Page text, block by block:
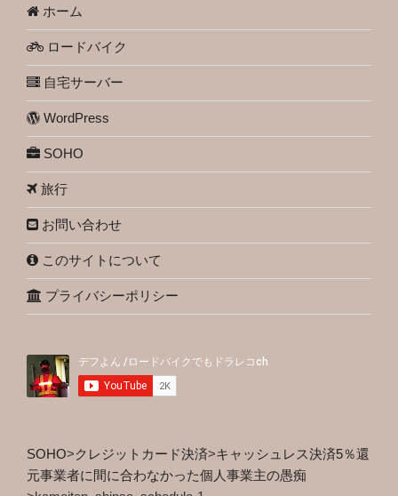
ホーム
ロードバイク
自宅サーバー
WordPress
SOHO
旅行
お問い合わせ
このサイトについて
プライバシーポリシー
SOHO>クレジットカード決済>キャッシュレス決済5％還
元事業者に間に合わなかった個人事業主の愚痴